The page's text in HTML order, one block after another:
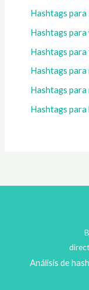
Hashtags para
Hashtags
Hashtags
Hashtags para
Hashtags
Hashtags para
Análisis de